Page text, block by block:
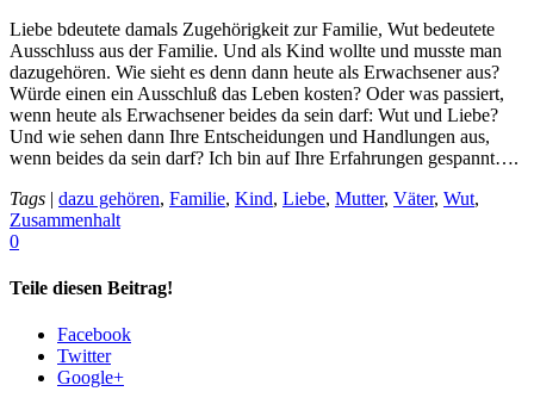
Liebe bdeutete damals Zugehörigkeit zur Familie, Wut bedeutete
Ausschluss aus der Familie. Und als Kind wollte und musste man
dazugehören. Wie sieht es denn dann heute als Erwachsener aus?
Würde einen ein Ausschluß das Leben kosten? Oder was passiert,
wenn heute als Erwachsener beides da sein darf: Wut und Liebe?
Und wie sehen dann Ihre Entscheidungen und Handlungen aus,
wenn beides da sein darf? Ich bin auf Ihre Erfahrungen gespannt….
Tags | dazu gehören, Familie, Kind, Liebe, Mutter, Väter, Wut,
Zusammenhalt
0
Teile diesen Beitrag!
Facebook
Twitter
Google+